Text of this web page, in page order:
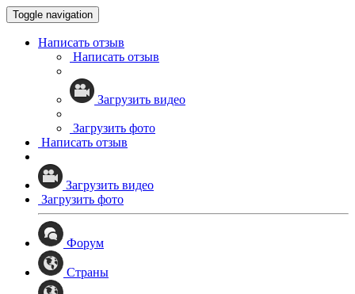
Toggle navigation
Написать отзыв
Написать отзыв
Загрузить видео
Загрузить фото
Написать отзыв
Загрузить видео
Загрузить фото
Форум
Страны